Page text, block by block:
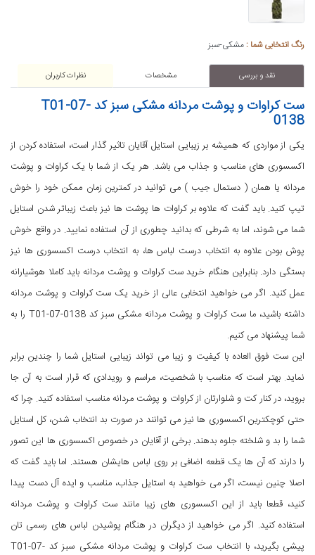
رنگ انتخابی شما :مشکی-سبز
نقد و بررسی مشخصات نظرات کاربران
ست کراوات و پوشت مردانه مشکی سبز کد T01-07-
0138
یکی از مواردی که همیشه بر زیبایی استایل آقایان تاثیر گذار است، استفاده کردن از
اکسسوری های مناسب و جذاب می باشد. هر یک از شما با یک کراوات و پوشت
مردانه یا همان ( دستمال جیب ) می توانید در کمترین زمان ممکن خود را خوش
تیپ کنید. باید گفت که علاوه بر کراوات ها پوشت ها نیز باعث زیباتر شدن استایل
شما می شوند، اما به شرطی که بدانید چطوری از آن استفاده نمایید. در واقع خوش
پوش بودن علاوه به انتخاب درست لباس ها، به انتخاب درست اکسسوری ها نیز
بستگی دارد. بنابراین هنگام خرید ست کراوات و پوشت مردانه باید کاملا هوشیارانه
عمل کنید. اگر می خواهید انتخابی عالی از خرید یک ست کراوات و پوشت مردانه
داشته باشید، ما ست کراوات و پوشت مردانه مشکی سبز کد T01-07-0138 را به
شما پیشنهاد می کنیم.
این ست فوق العاده با کیفیت و زیبا می تواند زیبایی استایل شما را چندین برابر
نماید. بهتر است که مناسب با شخصیت، مراسم و رویدادی که قرار است به آن جا
بروید، در کنار کت و شلوارتان از کراوات و پوشت مردانه مناسب استفاده کنید. چرا که
حتی کوچکترین اکسسوری ها نیز می توانند در صورت بد انتخاب شدن، کل استایل
شما را بد و شلخته جلوه بدهند. برخی از آقایان در خصوص اکسسوری ها این تصور
را دارند که آن ها یک قطعه اضافی بر روی لباس هایشان هستند. اما باید گفت که
اصلا چنین نیست، اگر می خواهید به استایل جذاب، مناسب و ایده آل دست پیدا
کنید، قطعا باید از این اکسسوری های زیبا مانند ست کراوات و پوشت مردانه
استفاده کنید. اگر می خواهید از دیگران در هنگام پوشیدن لباس های رسمی تان
پیشی بگیرید، با انتخاب ست کراوات و پوشت مردانه مشکی سبز کد T01-07-